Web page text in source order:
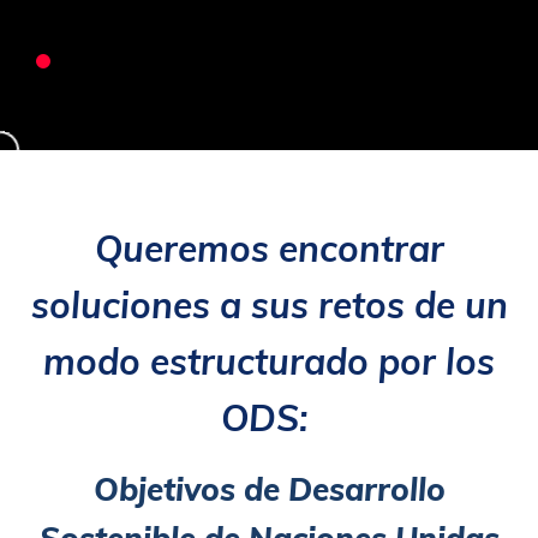
Queremos encontrar
soluciones a sus retos de un
modo estructurado por los
ODS:
Objetivos de Desarrollo